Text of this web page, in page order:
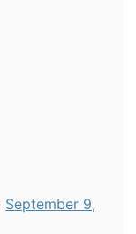
September 9,